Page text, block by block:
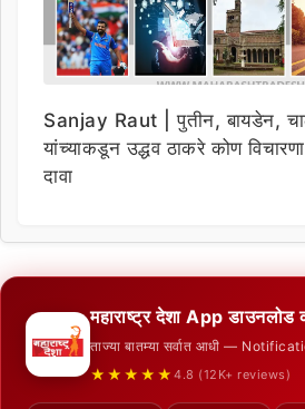
Sanjay Raut | पुतीन, बायडेन,
यांच्याकडून उद्धव ठाकरे कोण
दावा
महाराष्ट्र देशा App डाउनलोड
ताज्या बातम्या सर्वात आधी —
★★★★★ 4.8 (12K+ reviews)